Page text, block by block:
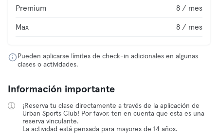
Premium 8 / mes
Max 8 / mes
Pueden aplicarse límites de check-in adicionales en algunas
clases o actividades.
Información importante
¡Reserva tu clase directamente a través de la aplicación de
Urban Sports Club! Por favor, ten en cuenta que esta es una
reserva vinculante.
La actividad está pensada para mayores de 14 años.